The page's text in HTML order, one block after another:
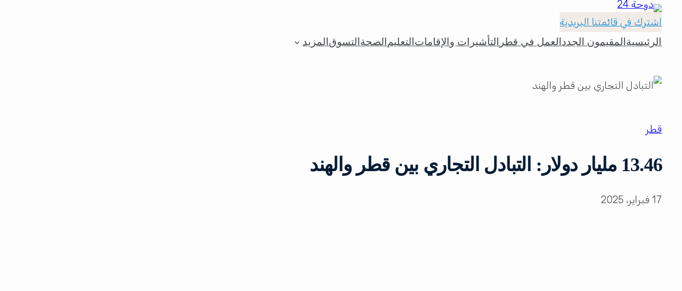
اشترك في قائمتنا البريدية
الرئيسية المقيمون الجدد العمل في قطر التأشيرات والإقامات التعليم الصحة التسوق المزيد
قطر
13.46 مليار دولار: التبادل التجاري بين قطر والهند
17 فبراير، 2025